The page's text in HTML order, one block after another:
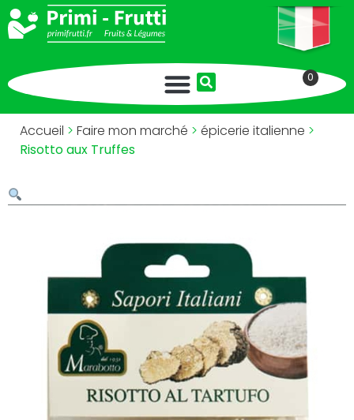
0
Accueil > Faire mon marché > épicerie italienne >
Risotto aux Truffes